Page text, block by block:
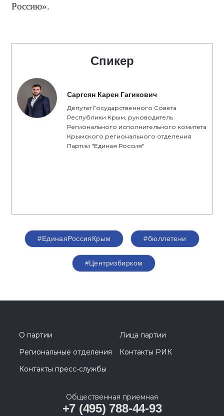
Россию».
Спикер
Саргсян Карен Гагикович
Депутат Государственного Совета
Республики Крым, руководитель
Регионального исполнительного комитета
Крымского регионального отделения
Партии "Единая Россия"
#ЕдинаяРоссияКрым #бюллетени
#Центризбирком
О партии
Лица партии
Региональные отделения
Контакты РИК
Контакты пресс-службы
Общественная приемная
+7 (495) 788-44-93